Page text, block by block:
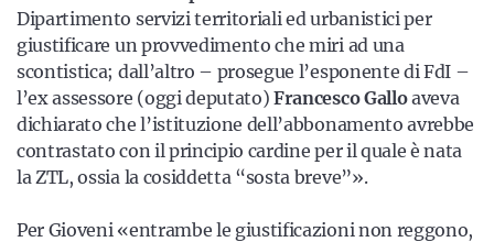
Dipartimento servizi territoriali ed urbanistici per
giustificare un provvedimento che miri ad una
scontistica; dall’altro – prosegue l’esponente di FdI –
l’ex assessore (oggi deputato)Francesco Galloaveva
dichiarato che l’istituzione dell’abbonamento avrebbe
contrastato con il principio cardine per il quale è nata
la ZTL, ossia la cosiddetta “sosta breve”».
Per Gioveni «entrambe le giustificazioni non reggono,